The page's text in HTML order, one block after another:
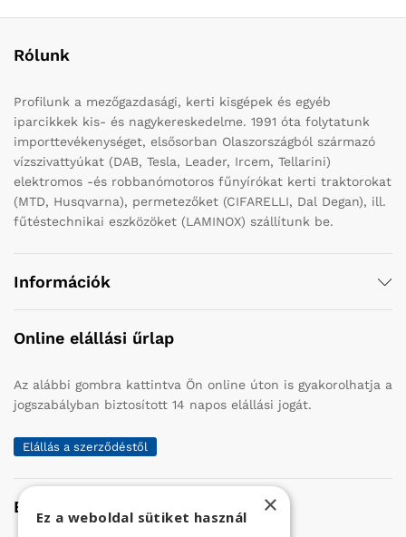
Rólunk
Profilunk a mezőgazdasági, kerti kisgépek és egyéb
iparcikkek kis- és nagykereskedelme. 1991 óta folytatunk
importtevékenységet, elsősorban Olaszországból származó
vízszivattyúkat (DAB, Tesla, Leader, Ircem, Tellarini)
elektromos -és robbanómotoros fűnyírókat kerti traktorokat
(MTD, Husqvarna), permetezőket (CIFARELLI, Dal Degan), ill.
fűtéstechnikai eszközöket (LAMINOX) szállítunk be.
Információk
Online elállási űrlap
Az alábbi gombra kattintva Ön online úton is gyakorolhatja a
jogszabályban biztosított 14 napos elállási jogát.
Elállás a szerződéstől
Elérhetőség ×
Ez a weboldal sütiket használ